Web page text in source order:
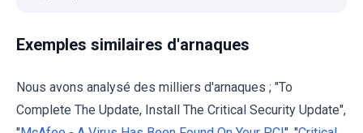
Exemples similaires d'arnaques
Nous avons analysé des milliers d'arnaques ; "To
Complete The Update, Install The Critical Security Update",